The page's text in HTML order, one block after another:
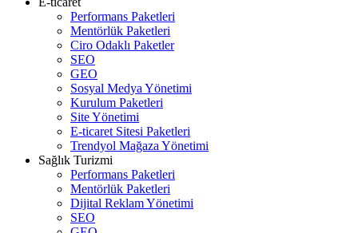
Performans Paketleri
Mentörlük Paketleri
Ciro Odaklı Paketler
SEO
GEO
Sosyal Medya Yönetimi
Kurulum Paketleri
Site Yönetimi
E-ticaret Sitesi Paketleri
Trendyol Mağaza Yönetimi
Sağlık Turizmi
Performans Paketleri
Mentörlük Paketleri
Dijital Reklam Yönetimi
SEO